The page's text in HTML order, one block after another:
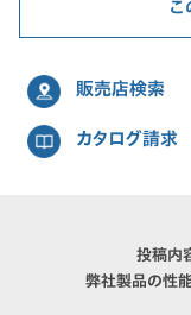
こ
販売店検索
カタログ請求
投稿内
弊社製品の性能